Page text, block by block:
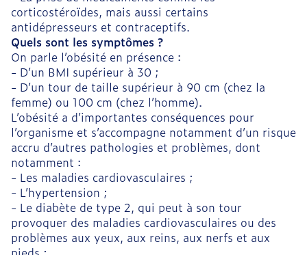
corticostéroïdes, mais aussi certains
antidépresseurs et contraceptifs.
Quels sont les symptômes ?
On parle l’obésité en présence :
- D’un BMI supérieur à 30 ;
- D’un tour de taille supérieur à 90 cm (chez la
femme) ou 100 cm (chez l’homme).
L’obésité a d’importantes conséquences pour
l’organisme et s’accompagne notamment d’un risque
accru d’autres pathologies et problèmes, dont
notamment :
- Les maladies cardiovasculaires ;
- L’hypertension ;
- Le diabète de type 2, qui peut à son tour
provoquer des maladies cardiovasculaires ou des
problèmes aux yeux, aux reins, aux nerfs et aux